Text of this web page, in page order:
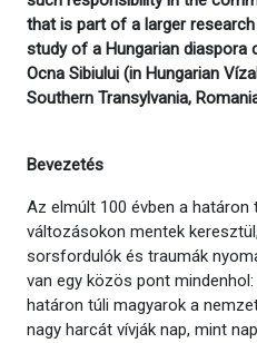
that is part of a larger
study of a Hungarian diaspora
Ocna Sibiului (in Hungarian
Southern Transylvania,
Bevezetés
Az elmúlt 100 évben a határon
változásokon mentek
sorsfordulók és traumák
van egy közös pont
határon túli magyarok a
nagy harcát vívják nap, mint